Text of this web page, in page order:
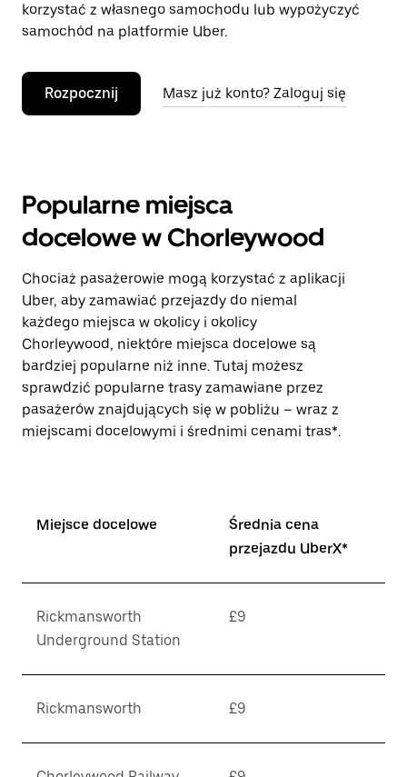
korzystać z własnego samochodu lub wypożyczyć
samochód na platformie Uber.
Rozpocznij Masz już konto? Zaloguj się
Popularne miejsca
docelowe w Chorleywood
Chociaż pasażerowie mogą korzystać z aplikacji
Uber, aby zamawiać przejazdy do niemal
każdego miejsca w okolicy i okolicy
Chorleywood, niektóre miejsca docelowe są
bardziej popularne niż inne. Tutaj możesz
sprawdzić popularne trasy zamawiane przez
pasażerów znajdujących się w pobliżu – wraz z
miejscami docelowymi i średnimi cenami tras*.
Miejsce docelowe
Średnia cena
przejazdu UberX*
Rickmansworth
Underground Station
£9
Rickmansworth £9